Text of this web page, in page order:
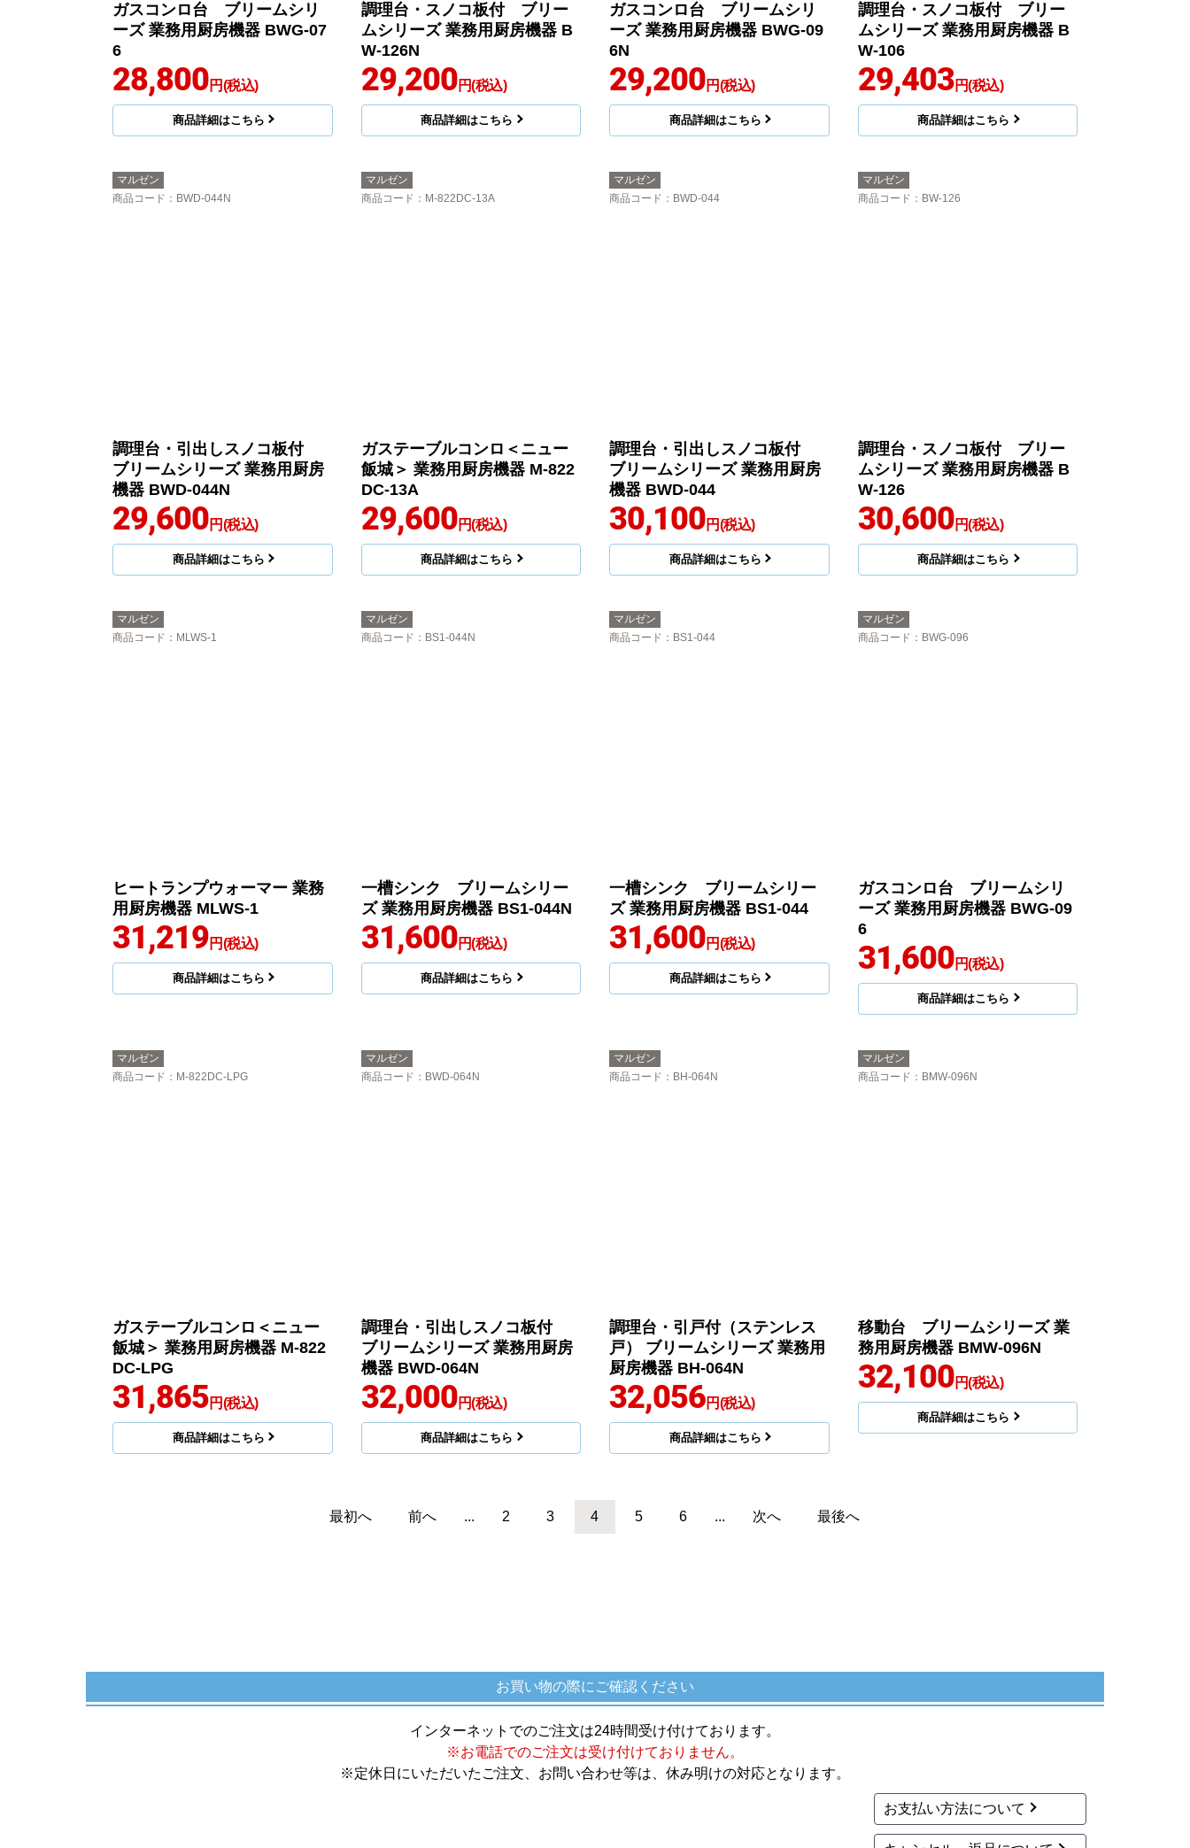
ガスコンロ台 ブリームシリ
ーズ 業務用厨房機器 BWG-07
6
28,800円(税込)
商品詳細はこちら
調理台・スノコ板付 ブリー
ムシリーズ 業務用厨房機器 B
W-126N
29,200円(税込)
商品詳細はこちら
ガスコンロ台 ブリームシリ
ーズ 業務用厨房機器 BWG-09
6N
29,200円(税込)
商品詳細はこちら
調理台・スノコ板付 ブリー
ムシリーズ 業務用厨房機器 B
W-106
29,403円(税込)
商品詳細はこちら
マルゼン
商品コード ：BWD-044N
調理台・引出しスノコ板付
ブリームシリーズ 業務用厨房
機器 BWD-044N
29,600円(税込)
商品詳細はこちら
マルゼン
商品コード ：M-822DC-13A
ガステーブルコンロ＜ニュー
飯城＞ 業務用厨房機器 M-822
DC-13A
29,600円(税込)
商品詳細はこちら
マルゼン
商品コード ：BWD-044
調理台・引出しスノコ板付
ブリームシリーズ 業務用厨房
機器 BWD-044
30,100円(税込)
商品詳細はこちら
マルゼン
商品コード ：BW-126
調理台・スノコ板付 ブリー
ムシリーズ 業務用厨房機器 B
W-126
30,600円(税込)
商品詳細はこちら
マルゼン
商品コード ：MLWS-1
ヒートランプウォーマー 業務
用厨房機器 MLWS-1
31,219円(税込)
商品詳細はこちら
マルゼン
商品コード ：BS1-044N
一槽シンク ブリームシリー
ズ 業務用厨房機器 BS1-044N
31,600円(税込)
商品詳細はこちら
マルゼン
商品コード ：BS1-044
一槽シンク ブリームシリー
ズ 業務用厨房機器 BS1-044
31,600円(税込)
商品詳細はこちら
マルゼン
商品コード ：BWG-096
ガスコンロ台 ブリームシリ
ーズ 業務用厨房機器 BWG-09
6
31,600円(税込)
商品詳細はこちら
マルゼン
商品コード ：M-822DC-LPG
ガステーブルコンロ＜ニュー
飯城＞ 業務用厨房機器 M-822
DC-LPG
31,865円(税込)
商品詳細はこちら
マルゼン
商品コード ：BWD-064N
調理台・引出しスノコ板付
ブリームシリーズ 業務用厨房
機器 BWD-064N
32,000円(税込)
商品詳細はこちら
マルゼン
商品コード ：BH-064N
調理台・引戸付（ステンレス
戸） ブリームシリーズ 業務用
厨房機器 BH-064N
32,056円(税込)
商品詳細はこちら
マルゼン
商品コード ：BMW-096N
移動台 ブリームシリーズ 業
務用厨房機器 BMW-096N
32,100円(税込)
商品詳細はこちら
最初へ 前へ ... 2 3 4 5 6 ... 次へ 最後へ
お買い物の際にご確認ください
インターネットでのご注文は24時間受け付けております。
※お電話でのご注文は受け付けておりません。
※定休日にいただいたご注文、お問い合わせ等は、休み明けの対応となります。
お支払い方法について